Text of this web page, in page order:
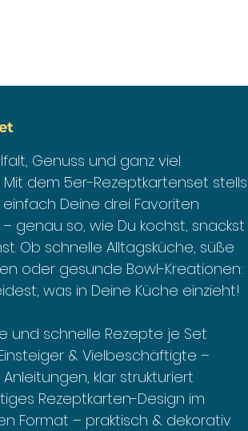
Genuss und ganz viel
Mit dem 5er-Rezeptkartenset
einfach Deine drei Favoriten
genau so, wie Du kochst, snackst
Ob schnelle Alltagsküche, süße
oder gesunde Bowl-Kreationen:
was in Deine Küche einzieht!
und schnelle Rezepte je Set
& Vielbeschäftigte –
klar strukturiert
Rezeptkarten-Design im
Format – praktisch & dekorativ